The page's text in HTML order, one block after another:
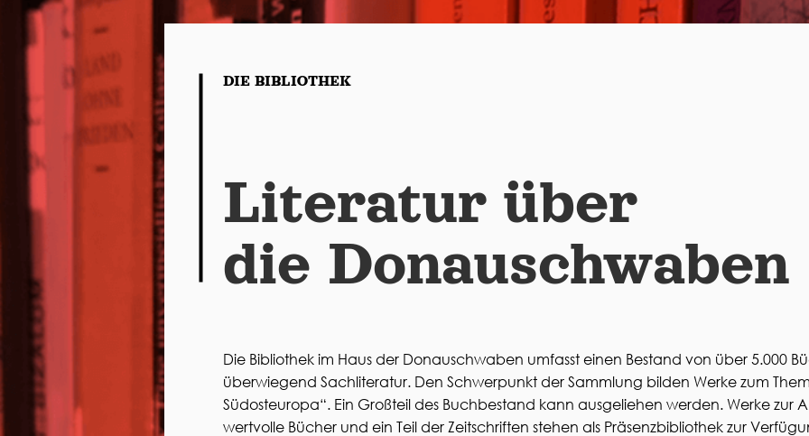
DIE BIBLIOTHEK
Literatur über
die Donauschwaben
Die Bibliothek im Haus der Donauschwaben umfasst einen Bestand von über 5.000
überwiegend Sachliteratur. Den Schwerpunkt der Sammlung bilden Werke zum
Südosteuropa“. Ein Großteil des Buchbestand kann ausgeliehen werden. Werke zur
wertvolle Bücher und ein Teil der Zeitschriften stehen als Präsenzbibliothek zur